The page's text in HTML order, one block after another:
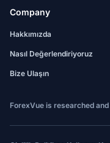
Company
Hakkımızda
Nasıl Değerlendiriyoruz
Bize Ulaşın
ForexVue is researched